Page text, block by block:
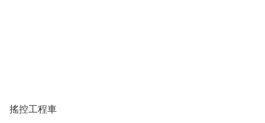
搖控工程車